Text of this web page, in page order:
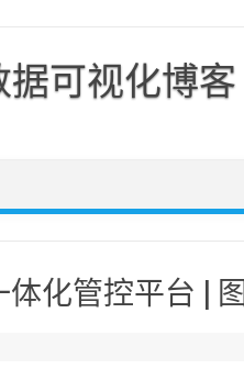
据可视化博客
化管控平台 |